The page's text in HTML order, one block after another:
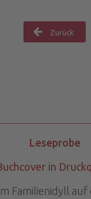
Zurück
Leseprobe
in
Familienidyll